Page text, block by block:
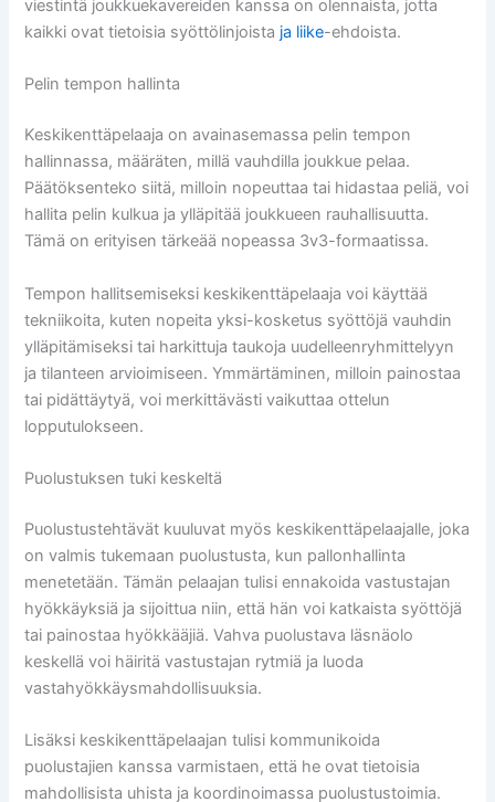
viestintä joukkuekavereiden kanssa on olennaista, jotta
kaikki ovat tietoisia syöttölinjoista ja liike-ehdoista.
Pelin tempon hallinta
Keskikenttäpelaaja on avainasemassa pelin tempon
hallinnassa, määräten, millä vauhdilla joukkue pelaa.
Päätöksenteko siitä, milloin nopeuttaa tai hidastaa peliä, voi
hallita pelin kulkua ja ylläpitää joukkueen rauhallisuutta.
Tämä on erityisen tärkeää nopeassa 3v3-formaatissa.
Tempon hallitsemiseksi keskikenttäpelaaja voi käyttää
tekniikoita, kuten nopeita yksi-kosketus syöttöjä vauhdin
ylläpitämiseksi tai harkittuja taukoja uudelleenryhmittelyyn
ja tilanteen arvioimiseen. Ymmärtäminen, milloin painostaa
tai pidättäytyä, voi merkittävästi vaikuttaa ottelun
lopputulokseen.
Puolustuksen tuki keskeltä
Puolustustehtävät kuuluvat myös keskikenttäpelaajalle, joka
on valmis tukemaan puolustusta, kun pallonhallinta
menetetään. Tämän pelaajan tulisi ennakoida vastustajan
hyökkäyksiä ja sijoittua niin, että hän voi katkaista syöttöjä
tai painostaa hyökkääjiä. Vahva puolustava läsnäolo
keskellä voi häiritä vastustajan rytmiä ja luoda
vastahyökkäysmahdollisuuksia.
Lisäksi keskikenttäpelaajan tulisi kommunikoida
puolustajien kanssa varmistaen, että he ovat tietoisia
mahdollisista uhista ja koordinoimassa puolustustoimia.